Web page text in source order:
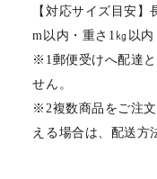
【対応サイズ目安
m以内・重さ1㎏以内
※1郵便受けへ配達
せん。
※2複数商品をご注
える場合は、配送方